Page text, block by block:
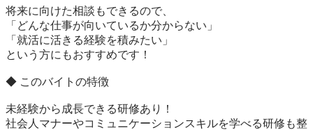
将来に向けた相談もできるので、
「どんな仕事が向いているか分からない」
「就活に活きる経験を積みたい」
という方にもおすすめです！
◆ このバイトの特徴
未経験から成長できる研修あり！
社会人マナーやコミュニケーションスキルを学べる研修も整